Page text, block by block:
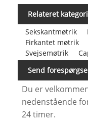
Relateret kategori
Sekskantmøtrik
Firkantet møtrik
Svejsemøtrik
Send
Du er
nedenstående
24 timer.